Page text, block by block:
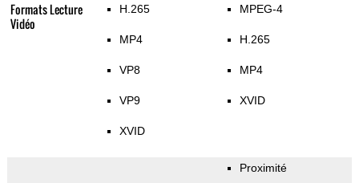
Formats Lecture
Vidéo
H.265
MP4
VP8
VP9
XVID
MPEG-4
H.265
MP4
XVID
Proximité